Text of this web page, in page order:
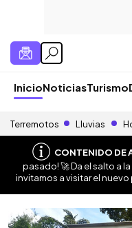
InicioNoticiasTurismo
Terremotos Lluvias
CONTENIDO DE
pasado! 🚀 Da el salto a
invitamos a visitar el